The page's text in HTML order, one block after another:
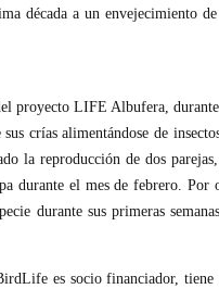
década a un envejecimiento
proyecto LIFE Albufera,
crías alimentándose de
la reproducción de dos
durante el mes de febrero. Por
durante sus primeras
es socio financiador, tiene